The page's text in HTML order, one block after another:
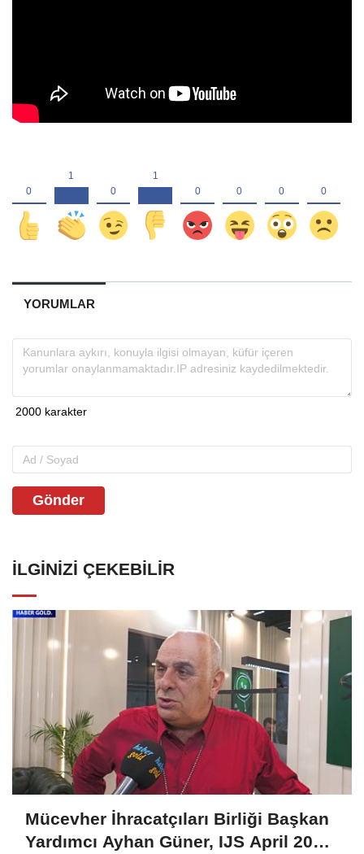
YORUMLAR
Gönder
İLGINIZI ÇEKEBILIR
Mücevher İhracatçıları Birliği Başkan
Yardımcı Ayhan Güner, IJS April 2025